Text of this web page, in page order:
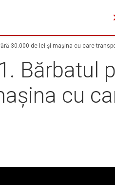
30.000 de lei și mașina cu care
Bărbatul
cu